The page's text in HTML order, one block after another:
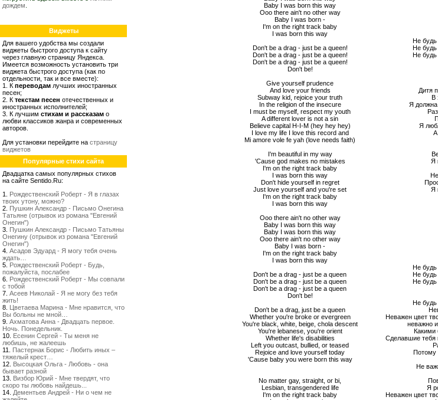
дождем
Виджеты
Для вашего удобства мы создали
виджеты быстрого доступа к сайту
через главную страницу Яндекса.
Имеется возможность установить три
виджета быстрого доступа (как по
отдельности, так и все вместе):
1. К переводам лучших иностранных
песен;
2. К текстам песен отечественных и
иностранных исполнителей;
3. К лучшим стихам и рассказам о
любви классиков жанра и современных
авторов.
Для установки перейдите на страницу
виджетов
Популярные стихи сайта
Двадцатка самых популярных стихов
на сайте Sentido.Ru:
1. Рождественский Роберт - Я в глазах
твоих утону, можно?
2. Пушкин Александр - Письмо Онегина
Татьяне (отрывок из романа "Евгений
Онегин")
3. Пушкин Александр - Письмо Татьяны
Онегину (отрывок из романа "Евгений
Онегин")
4. Асадов Эдуард - Я могу тебя очень
ждать…
5. Рождественский Роберт - Будь,
пожалуйста, послабее
6. Рождественский Роберт - Мы совпали
с тобой
7. Асеев Николай - Я не могу без тебя
жить!
8. Цветаева Марина - Мне нравится, что
Вы больны не мной…
9. Ахматова Анна - Двадцать первое.
Ночь. Понедельник.
10. Есенин Сергей - Ты меня не
любишь, не жалеешь
11. Пастернак Борис - Любить иных –
тяжелый крест…
12. Высоцкая Ольга - Любовь - она
бывает разной
13. Визбор Юрий - Мне твердят, что
скоро ты любовь найдешь...
14. Дементьев Андрей - Ни о чем не
Baby I was born this way
Ooo there ain't no other way
Baby I was born -
I'm on the right track baby
I was born this way
Don't be a drag - just be a queen!
Don't be a drag - just be a queen!
Don't be a drag - just be a queen!
Don't be!
Give yourself prudence
And love your friends
Subway kid, rejoice your truth
In the religion of the insecure
I must be myself, respect my youth
A different lover is not a sin
Believe capital H-I-M (hey hey hey)
I love my life I love this record and
Mi amore vole fe yah (love needs faith)
I'm beautiful in my way
'Cause god makes no mistakes
I'm on the right track baby
I was born this way
Don't hide yourself in regret
Just love yourself and you're set
I'm on the right track baby
I was born this way
Ooo there ain't no other way
Baby I was born this way
Baby I was born this way
Ooo there ain't no other way
Baby I was born -
I'm on the right track baby
I was born this way
Don't be a drag - just be a queen
Don't be a drag - just be a queen
Don't be a drag - just be a queen
Don't be!
Don't be a drag, just be a queen
Whether you're broke or evergreen
You're black, white, beige, chola descent
You're lebanese, you're orient
Whether life's disabilities
Left you outcast, bullied, or teased
Rejoice and love yourself today
'Cause baby you were born this way
No matter gay, straight, or bi,
Lesbian, transgendered life
I'm on the right track baby
Не будь
Не будь
Не будь
Дитя
В
Я должна
Я
А
Я
Я
Не будь
Не будь
Не будь
Не будь
Неважен цвет
неважно
Какими
Сделавшие тебя
Потому
Не
Я
Неважен цвет